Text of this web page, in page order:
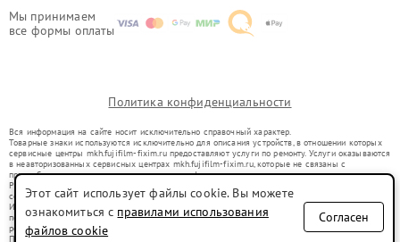
Мы принимаем
все формы оплаты
Политика конфиденциальности
Вся информация на сайте носит исключительно справочный характер.
Товарные знаки используются исключительно для описания устройств, в отношении которых
сервисные центры mkh.fujifilm-fixim.ru предоставляют услуги по ремонту. Услуги оказываются
в неавторизованных сервисных центрах mkh.fujifilm-fixim.ru, которые не связаны с
правообладателями товарных знаков или их официальными представителями.
Ремонт осуществляется для устройств, уже введенных в гражданский оборот в соответствии
со статьей 1487 ГК РФ.
Использование товарных знаков не преследует цели индивидуализации услуг или введения
потребителей в заблуждение, а служит для информирования о предоставляемых услугах по
ремонту техники указанных брендов.
Представленная на сайте информация не является публичной офертой, определяемой
Этот сайт использует файлы cookie. Вы можете
ознакомиться с правилами использования
файлов cookie
Согласен